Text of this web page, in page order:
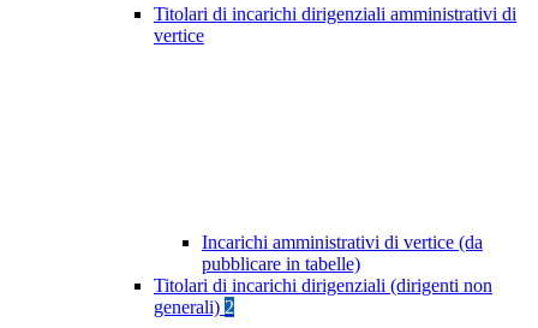
Titolari di incarichi dirigenziali amministrativi di
vertice
Incarichi amministrativi di vertice (da
pubblicare in tabelle)
Titolari di incarichi dirigenziali (dirigenti non
generali) 2